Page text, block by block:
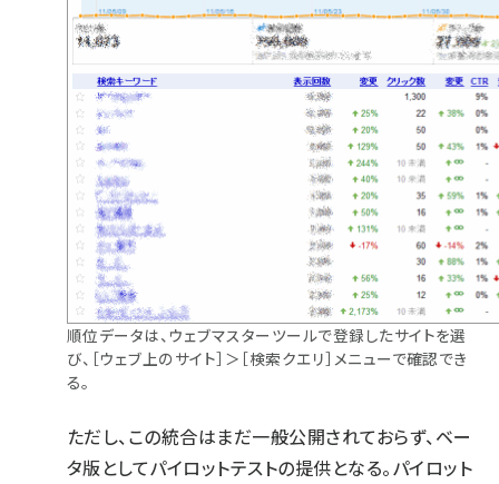
順位データは、ウェブマスターツールで登録したサイトを選
び、［ウェブ上のサイト］＞［検索クエリ］メニューで確認でき
る。
ただし、この統合はまだ一般公開されておらず、ベー
タ版としてパイロットテストの提供となる。パイロット